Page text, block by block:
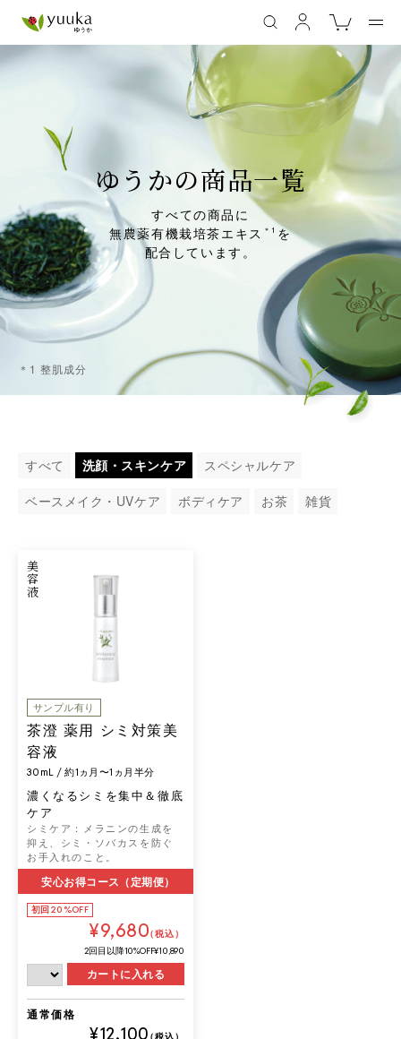
ゆうかの商品一覧
すべての商品に
無農薬有機栽培茶エキス ＊1 を
配合しています。
＊1 整肌成分
すべて 洗顔・スキンケア
スペシャルケア
ベースメイク・UVケア
ボディケア お茶 雑貨
美容液
サンプル有り
茶澄 薬用 シミ対策美
容液
30mL / 約1ヵ月〜1ヵ月半分
濃くなるシミを集中＆徹底
ケア
シミケア：メラニンの生成を
抑え、シミ・ソバカスを防ぐ
お手入れのこと。
安心お得コース（定期便）
初回 20%OFF
¥9,680（税込）
2回目以降10%OFF¥10,890
カートに入れる
通常価格
¥12,100（税込）